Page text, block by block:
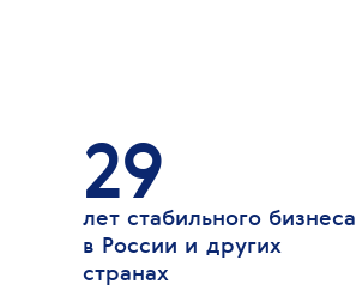
29
лет стабильного бизнеса
в России и других
странах